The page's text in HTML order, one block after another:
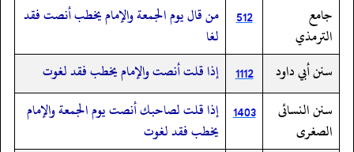
جامع
الترمذي
512
من قال يوم الجمعة والإمام يخطب أنصت فقد
لغا
سنن أبي داود
1112
إذا قلت أنصت والإمام يخطب فقد لغوت
سنن النسائى
الصغرى
1403 إذا قلت لصاحبك أنصت يوم الجمعة والإمام
يخطب فقد لغوت